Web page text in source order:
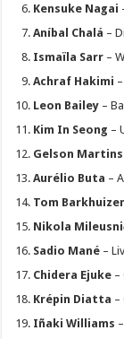
Kensuke Nagai
Aníbal Chalá –
Ismaïla Sarr –
Achraf Hakimi
Leon Bailey –
Kim In Seong –
Gelson Martins
Aurélio Buta –
Tom
Nikola
Sadio Mané –
Chidera Ejuke –
Krépin Diatta –
Iñaki Williams